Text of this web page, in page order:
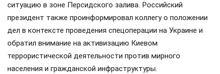
ситуацию в зоне Персидского залива. Российский
президент также проинформировал коллегу о положении
дел в контексте проведения спецоперации на Украине и
обратил внимание на активизацию Киевом
террористической деятельности против мирного
населения и гражданской инфраструктуры.